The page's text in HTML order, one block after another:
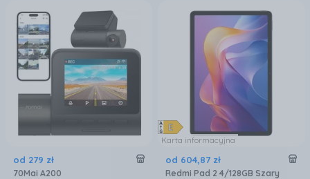
od 279 zł
70Mai A200
Karta informacyjna
od 604,87 zł
Redmi Pad 2 4/128GB Szary